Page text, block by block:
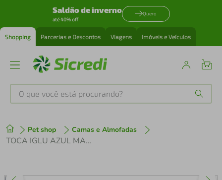
Saldão de inverno
até 40% off
Quero
Shopping Parcerias e Descontos Viagens Imóveis e Veículos
O que você está procurando?
Pet shop Camas e Almofadas
TOCA IGLU AZUL MARINHO GEOMETRICO + ARRANHADOR DROP LUPPET
1 º tenis